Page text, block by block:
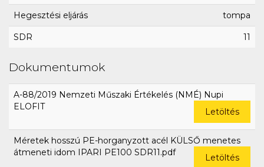
Hegesztési eljárás tompa
SDR 11
Dokumentumok
A-88/2019 Nemzeti Műszaki Értékelés (NMÉ) Nupi
ELOFIT
Letöltés
Méretek hosszú PE-horganyzott acél KÜLSŐ menetes
átmeneti idom IPARI PE100 SDR11.pdf
Letöltés